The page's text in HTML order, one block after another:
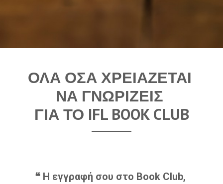
ΟΛΑ ΟΣΑ ΧΡΕΙΑΖΕΤΑΙ
ΝΑ ΓΝΩΡΙΖΕΙΣ
ΓΙΑ ΤΟ IFL BOOK CLUB
❝ Η εγγραφή σου στο Book Club,